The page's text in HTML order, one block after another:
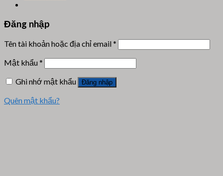
Đăng nhập
Tên tài khoản hoặc địa chỉ email*
Mật khẩu*
Ghi nhớ mật khẩu
Đăng nhập
Quên mật khẩu?